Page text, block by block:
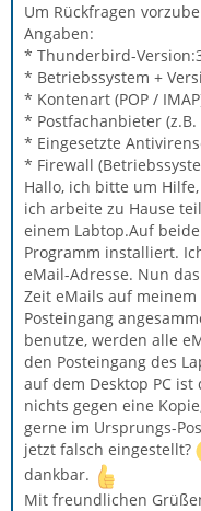
Um Rückfragen
Angaben:
* Thunderbird-
* Betriebssystem +
* Kontenart (POP /
* Postfachanbieter
* Eingesetzte
* Firewall
Hallo, ich bitte um Hilfe,
ich arbeite zu Hause
einem Labtop.Auf
Programm installiert.
eMail-Adresse. Nun
Zeit eMails auf
Posteingang
benutze, werden alle
den Posteingang des
auf dem Desktop PC
nichts gegen eine
gerne im Ursprungs-
jetzt falsch eingestellt?
dankbar.
Mit freundlichen